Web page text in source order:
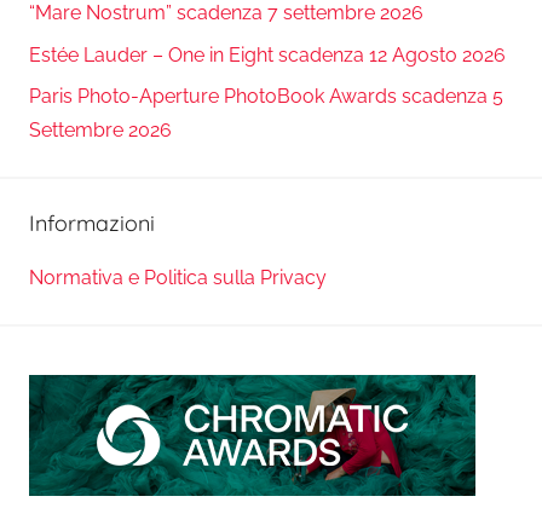
“Mare Nostrum” scadenza 7 settembre 2026
Estée Lauder – One in Eight scadenza 12 Agosto 2026
Paris Photo-Aperture PhotoBook Awards scadenza 5
Settembre 2026
Informazioni
Normativa e Politica sulla Privacy